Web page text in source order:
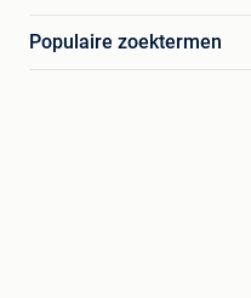
Populaire zoektermen